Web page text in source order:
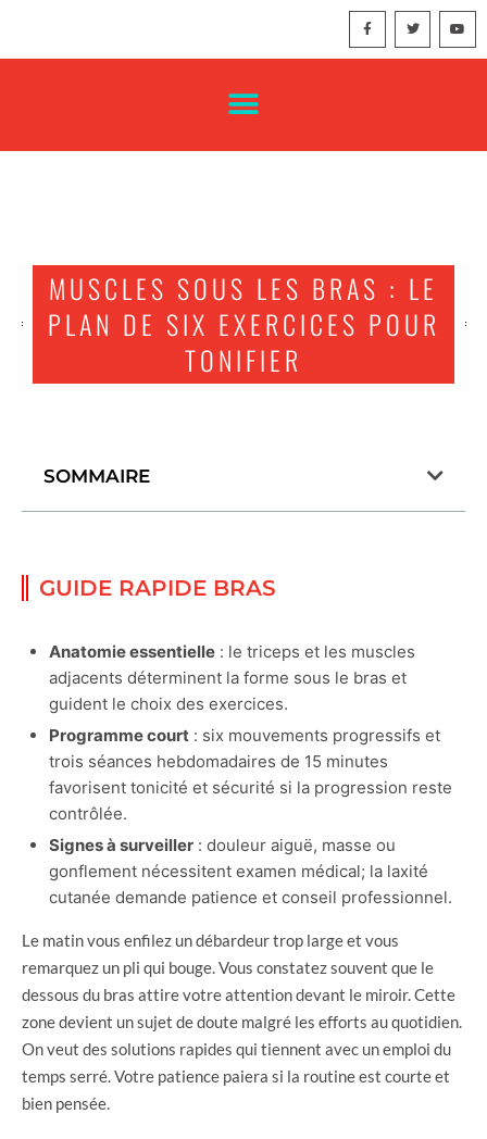
MUSCLES SOUS LES BRAS : LE
PLAN DE SIX EXERCICES POUR
TONIFIER
SOMMAIRE
GUIDE RAPIDE BRAS
Anatomie essentielle : le triceps et les muscles
adjacents déterminent la forme sous le bras et
guident le choix des exercices.
Programme court : six mouvements progressifs et
trois séances hebdomadaires de 15 minutes
favorisent tonicité et sécurité si la progression reste
contrôlée.
Signes à surveiller : douleur aiguë, masse ou
gonflement nécessitent examen médical; la laxité
cutanée demande patience et conseil professionnel.
Le matin vous enfilez un débardeur trop large et vous
remarquez un pli qui bouge. Vous constatez souvent que le
dessous du bras attire votre attention devant le miroir. Cette
zone devient un sujet de doute malgré les efforts au quotidien.
On veut des solutions rapides qui tiennent avec un emploi du
temps serré. Votre patience paiera si la routine est courte et
bien pensée.